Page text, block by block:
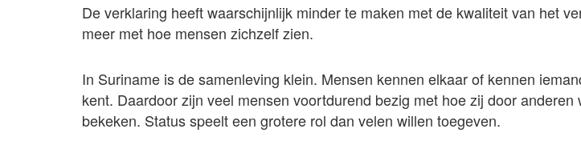
De verklaring heeft waarschijnlijk minder te maken met de kwaliteit van het
meer met hoe mensen zichzelf zien.
In Suriname is de samenleving klein. Mensen kennen elkaar of kennen
kent. Daardoor zijn veel mensen voortdurend bezig met hoe zij door anderen
bekeken. Status speelt een grotere rol dan velen willen toegeven.